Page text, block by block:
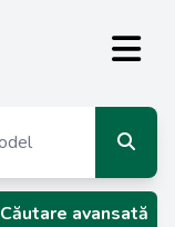
Căutare avansată